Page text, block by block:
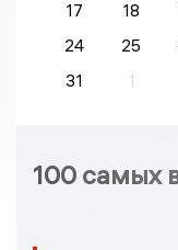
17 18
24
25
31
1
100 самых